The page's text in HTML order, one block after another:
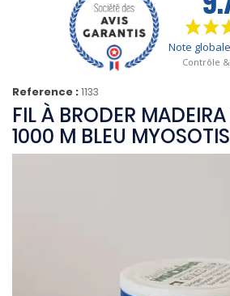
Reference :1133
FIL À BRODER
1000 M BLEU MYOSOTIS